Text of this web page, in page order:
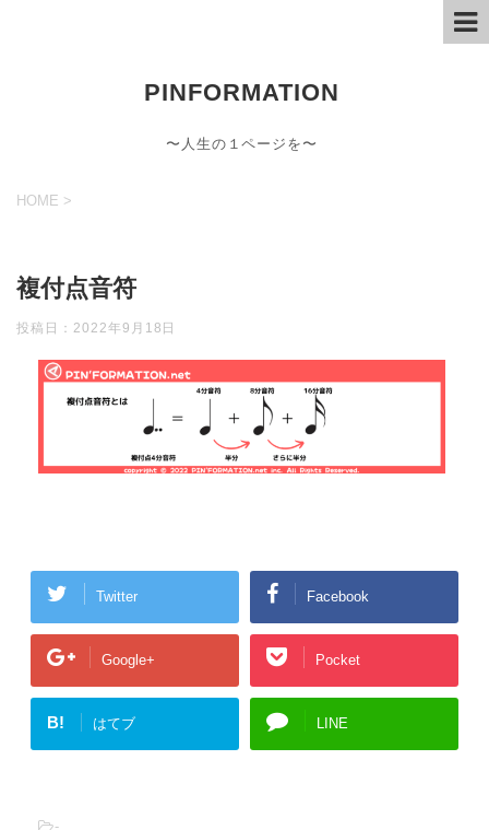
PINFORMATION
〜人生の１ページを〜
HOME >
複付点音符
投稿日： 2022年9月18日
Twitter Facebook
Google+ Pocket
B! はてブ LINE
-